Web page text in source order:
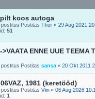
koos autoga
postitus Postitas Thor « 29 Aug 2021
51
ENNE UUE TEEMA
postitus Postitas sansa « 20 Okt 2011
1981 (keretööd)
postitus Postitas Viin « 06 Aug 2026
1